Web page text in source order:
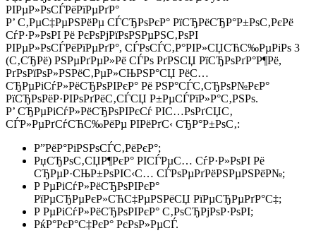
РІРµР»РѕСЃРёРїРµРґР°
Р’ С‚РµС‡РµРЅРёРµ СЃСЂРѕРєР° РїСЂРёСЂР°Р±РѕС‚РєРё
СѓР·Р»РѕРІ Рё РєРѕРјРїРѕРЅРµРЅС‚РѕРІ
РІРµР»РѕСЃРёРїРµРґР°, СЃРѕСЃС‚Р°РІР»СЏСЋС‰РµРіРѕ 3
(С‚СЂРё) РЅРµРґРµР»Рё СЃРѕ РґРЅСЏ РїСЂРѕРґР°Р¶Рё,
РґРѕРїРѕР»РЅРёС‚РµР»СЊРЅР°СЏ РёС…
СЂРµРіСѓР»РёСЂРѕРІРєР° Рё РЅР°СЃС‚СЂРѕР№РєР°
РїСЂРѕРёР·РІРѕРґРёС‚СЃСЏ Р±РµСЃРїР»Р°С‚РЅРѕ.
Р’ СЂРµРіСѓР»РёСЂРѕРІРєСѓ РІС…РѕРґСЏС‚
СЃР»РµРґСѓСЋС‰РёРµ РІРёРґС‹ СЂР°Р±РѕС‚:
Р”РёР°РіРЅРѕСЃС‚РёРєР°;
РџСЂРѕС‚СЏР¶РєР° РІСЃРµС… СѓР·Р»РѕРІ Рё
СЂРµР·СЊР±РѕРІС‹С… СЃРѕРµРґРёРЅРµРЅРёР№;
Р РµРіСѓР»РёСЂРѕРІРєР°
РїРµСЂРµРєР»СЋС‡РµРЅРёСЏ РїРµСЂРµРґР°С‡;
Р РµРіСѓР»РёСЂРѕРІРєР° С‚РѕСЂРјРѕР·РѕРІ;
РќР°РєР°С‡РєР° РєРѕР»РµСЃ.